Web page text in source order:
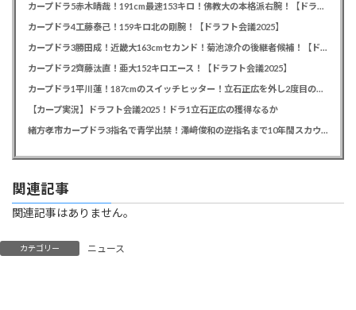
カープドラ5赤木晴哉！191cm最速153キロ！佛教大の本格派右腕！【ドラフト会議2025】
カープドラ4工藤泰己！159キロ北の剛腕！【ドラフト会議2025】
カープドラ3勝田成！近畿大163cmセカンド！菊池涼介の後継者候補！【ドラフト会議2025】
カープドラ2齊藤汰直！亜大152キロエース！【ドラフト会議2025】
カープドラ1平川蓮！187cmのスイッチヒッター！立石正広を外し2度目の重複も新井監督がクジを引き当てる！【ドラフト会議2025】
【カープ実況】ドラフト会議2025！ドラ1立石正広の獲得なるか
緒方孝市カープドラ3指名で青学出禁！澤﨑俊和の逆指名まで10年間スカウト出禁
関連記事
関連記事はありません。
カテゴリー ニュース